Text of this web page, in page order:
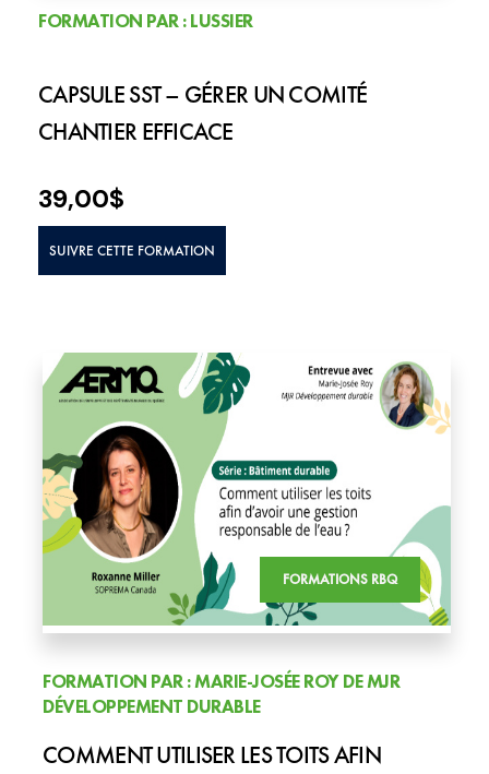
FORMATION PAR : LUSSIER
CAPSULE SST – GÉRER UN COMITÉ
CHANTIER EFFICACE
39,00$
SUIVRE CETTE FORMATION
FORMATIONS RBQ
FORMATION PAR : MARIE-JOSÉE ROY DE MJR
DÉVELOPPEMENT DURABLE
COMMENT UTILISER LES TOITS AFIN